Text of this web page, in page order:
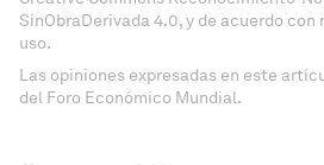
SinObraDerivada 4.0, y de acuerdo
uso.
Las opiniones expresadas en este
del Foro Económico Mundial.